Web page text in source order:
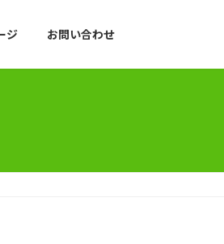
ジ お問い合わせ